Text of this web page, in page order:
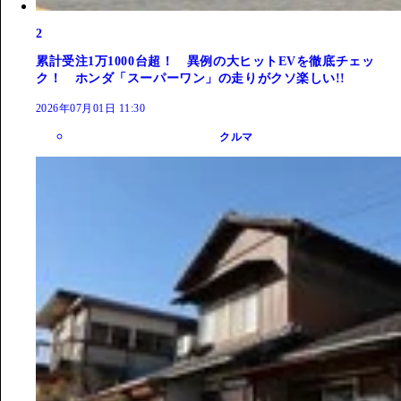
2
累計受注1万1000台超！ 異例の大ヒットEVを徹底チェッ
ク！ ホンダ「スーパーワン」の走りがクソ楽しい!!
2026年07月01日 11:30
クルマ